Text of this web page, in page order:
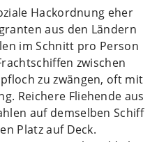
Hackordnung eher
aus den Ländern
im Schnitt pro Person
zwischen
zu zwängen, oft mit
Reichere Fliehende aus
auf demselben Schiff
Platz auf Deck.